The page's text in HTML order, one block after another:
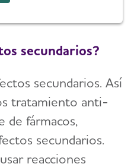
secundarios?
secundarios. Así
tratamiento anti-
de fármacos,
secundarios.
reacciones